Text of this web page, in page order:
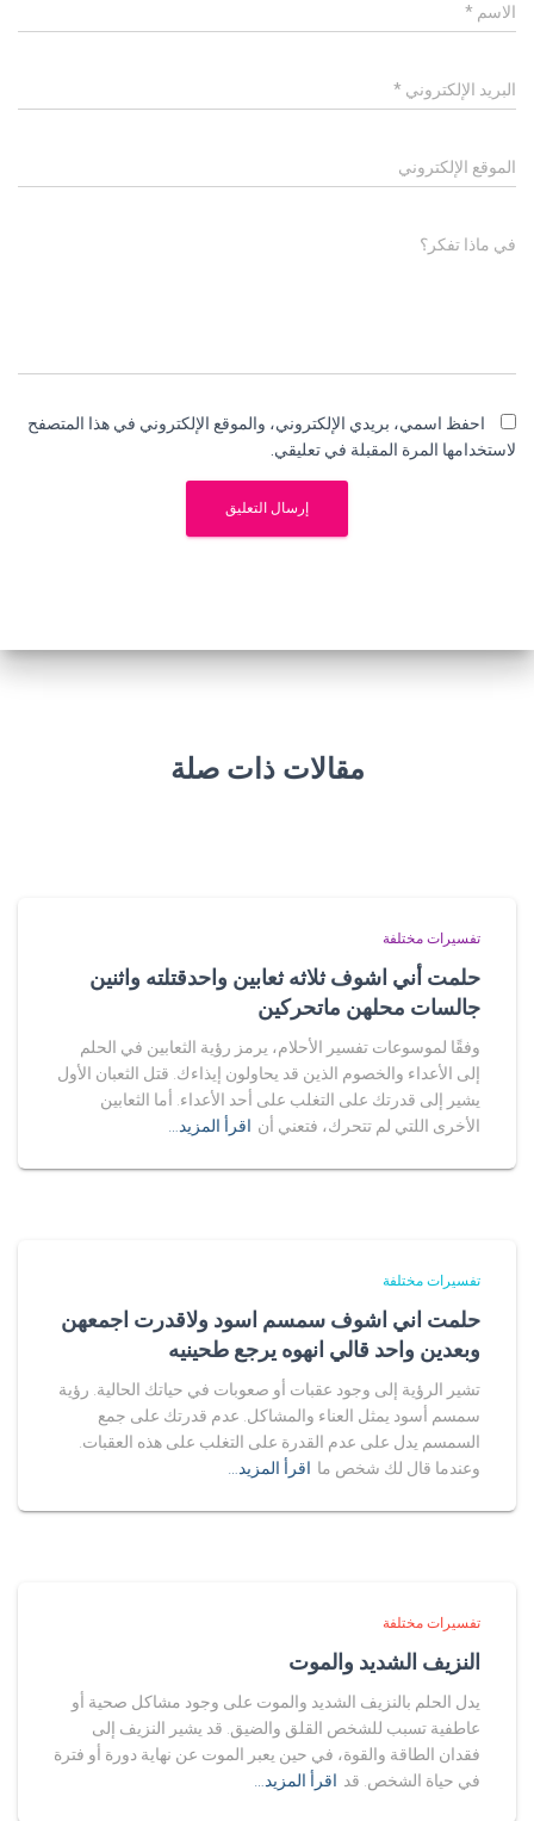
الاسم *
البريد الإلكتروني *
الموقع الإلكتروني
في ماذا تفكر؟
احفظ اسمي، بريدي الإلكتروني، والموقع الإلكتروني في هذا المتصفح
لاستخدامها المرة المقبلة في تعليقي.
مقالات ذات صلة
تفسيرات مختلفة
حلمت أني اشوف ثلاثه ثعابين واحدقتلته واثنين
جالسات محلهن ماتحركين
وفقًا لموسوعات تفسير الأحلام، يرمز رؤية الثعابين في الحلم
إلى الأعداء والخصوم الذين قد يحاولون إيذاءك. قتل الثعبان الأول
يشير إلى قدرتك على التغلب على أحد الأعداء. أما الثعابين
الأخرى اللتي لم تتحرك، فتعني أن اقرأ المزيد…
تفسيرات مختلفة
حلمت اني اشوف سمسم اسود ولاقدرت اجمعهن
وبعدين واحد قالي انهوه يرجع طحينيه
تشير الرؤية إلى وجود عقبات أو صعوبات في حياتك الحالية. رؤية
سمسم أسود يمثل العناء والمشاكل. عدم قدرتك على جمع
السمسم يدل على عدم القدرة على التغلب على هذه العقبات.
وعندما قال لك شخص ما اقرأ المزيد…
تفسيرات مختلفة
النزيف الشديد والموت
يدل الحلم بالنزيف الشديد والموت على وجود مشاكل صحية أو
عاطفية تسبب للشخص القلق والضيق. قد يشير النزيف إلى
فقدان الطاقة والقوة، في حين يعبر الموت عن نهاية دورة أو فترة
في حياة الشخص. قد اقرأ المزيد…